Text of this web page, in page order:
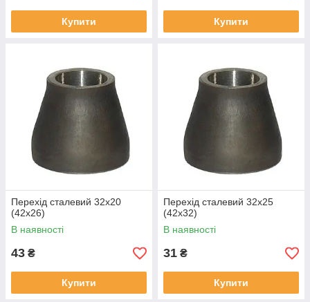
Купити Купити
Перехід сталевий 32х20
(42х26)
В наявності
43 ₴
Купити
Перехід сталевий 32х25
(42х32)
В наявності
31 ₴
Купити